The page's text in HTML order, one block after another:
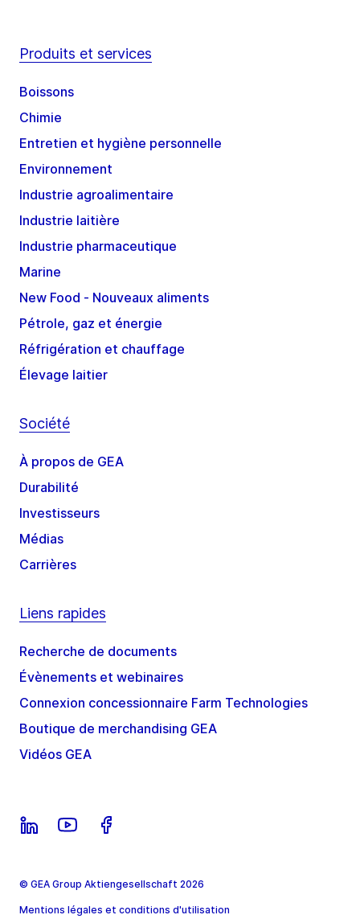
Produits et services
Boissons
Chimie
Entretien et hygiène personnelle
Environnement
Industrie agroalimentaire
Industrie laitière
Industrie pharmaceutique
Marine
New Food - Nouveaux aliments
Pétrole, gaz et énergie
Réfrigération et chauffage
Élevage laitier
Société
À propos de GEA
Durabilité
Investisseurs
Médias
Carrières
Liens rapides
Recherche de documents
Évènements et webinaires
Connexion concessionnaire Farm Technologies
Boutique de merchandising GEA
Vidéos GEA
© GEA Group Aktiengesellschaft 2026
Mentions légales et conditions d'utilisation